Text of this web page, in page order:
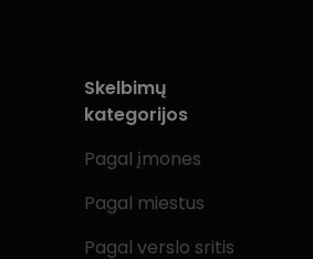
Skelbimų
kategorijos
Pagal įmones
Pagal miestus
Pagal verslo sritis